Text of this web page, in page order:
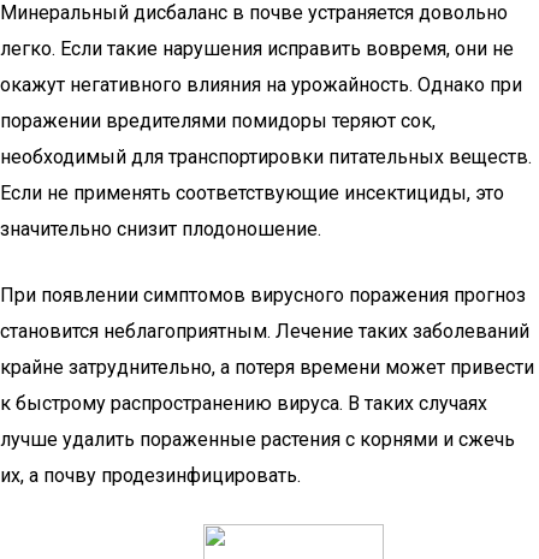
Минеральный дисбаланс в почве устраняется довольно
легко. Если такие нарушения исправить вовремя, они не
окажут негативного влияния на урожайность. Однако при
поражении вредителями помидоры теряют сок,
необходимый для транспортировки питательных веществ.
Если не применять соответствующие инсектициды, это
значительно снизит плодоношение.
При появлении симптомов вирусного поражения прогноз
становится неблагоприятным. Лечение таких заболеваний
крайне затруднительно, а потеря времени может привести
к быстрому распространению вируса. В таких случаях
лучше удалить пораженные растения с корнями и сжечь
их, а почву продезинфицировать.